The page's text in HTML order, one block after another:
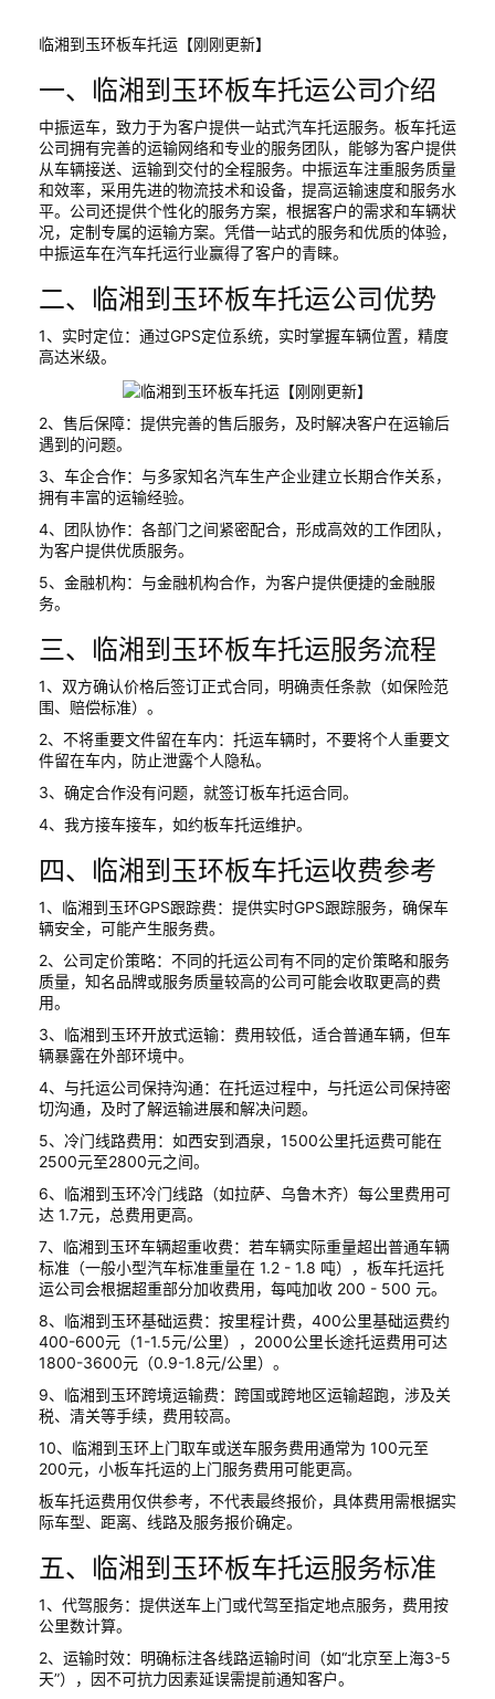
临湘到玉环板车托运【刚刚更新】
一、临湘到玉环板车托运公司介绍
中振运车，致力于为客户提供一站式汽车托运服务。板车托运
公司拥有完善的运输网络和专业的服务团队，能够为客户提供
从车辆接送、运输到交付的全程服务。中振运车注重服务质量
和效率，采用先进的物流技术和设备，提高运输速度和服务水
平。公司还提供个性化的服务方案，根据客户的需求和车辆状
况，定制专属的运输方案。凭借一站式的服务和优质的体验，
中振运车在汽车托运行业赢得了客户的青睐。
二、临湘到玉环板车托运公司优势
1、实时定位：通过GPS定位系统，实时掌握车辆位置，精度
高达米级。
2、售后保障：提供完善的售后服务，及时解决客户在运输后
遇到的问题。
3、车企合作：与多家知名汽车生产企业建立长期合作关系，
拥有丰富的运输经验。
4、团队协作：各部门之间紧密配合，形成高效的工作团队，
为客户提供优质服务。
5、金融机构：与金融机构合作，为客户提供便捷的金融服
务。
三、临湘到玉环板车托运服务流程
1、双方确认价格后签订正式合同，明确责任条款（如保险范
围、赔偿标准）。
2、不将重要文件留在车内：托运车辆时，不要将个人重要文
件留在车内，防止泄露个人隐私。
3、确定合作没有问题，就签订板车托运合同。
4、我方接车接车，如约板车托运维护。
四、临湘到玉环板车托运收费参考
1、临湘到玉环GPS跟踪费：提供实时GPS跟踪服务，确保车
辆安全，可能产生服务费。
2、公司定价策略：不同的托运公司有不同的定价策略和服务
质量，知名品牌或服务质量较高的公司可能会收取更高的费
用。
3、临湘到玉环开放式运输：费用较低，适合普通车辆，但车
辆暴露在外部环境中。
4、与托运公司保持沟通：在托运过程中，与托运公司保持密
切沟通，及时了解运输进展和解决问题。
5、冷门线路费用：如西安到酒泉，1500公里托运费可能在
2500元至2800元之间。
6、临湘到玉环冷门线路（如拉萨、乌鲁木齐）每公里费用可
达 1.7元，总费用更高。
7、临湘到玉环车辆超重收费：若车辆实际重量超出普通车辆
标准（一般小型汽车标准重量在 1.2 - 1.8 吨），板车托运托
运公司会根据超重部分加收费用，每吨加收 200 - 500 元。
8、临湘到玉环基础运费：按里程计费，400公里基础运费约
400-600元（1-1.5元/公里），2000公里长途托运费用可达
1800-3600元（0.9-1.8元/公里）。
9、临湘到玉环跨境运输费：跨国或跨地区运输超跑，涉及关
税、清关等手续，费用较高。
10、临湘到玉环上门取车或送车服务费用通常为 100元至
200元，小板车托运的上门服务费用可能更高。
板车托运费用仅供参考，不代表最终报价，具体费用需根据实
际车型、距离、线路及服务报价确定。
五、临湘到玉环板车托运服务标准
1、代驾服务：提供送车上门或代驾至指定地点服务，费用按
公里数计算。
2、运输时效：明确标注各线路运输时间（如“北京至上海3-5
天”），因不可抗力因素延误需提前通知客户。